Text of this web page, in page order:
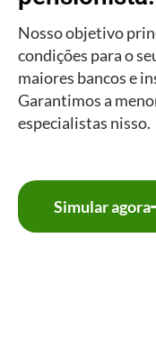
Nosso objetivo
condições para o
maiores bancos e
Garantimos a
especialistas nisso.
Simular agora